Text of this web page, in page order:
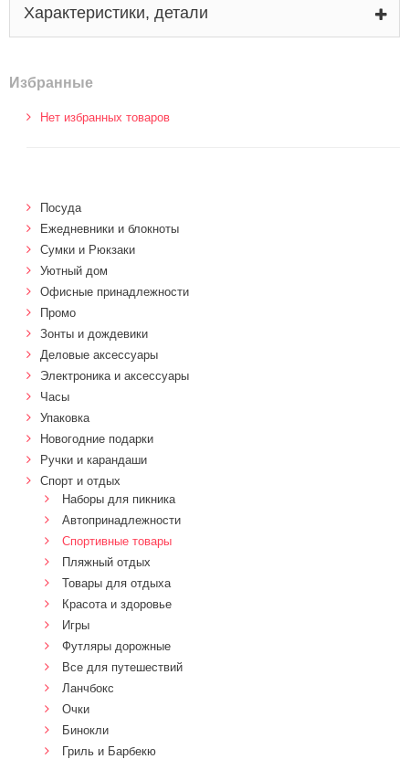
Характеристики, детали
Избранные
Нет избранных товаров
Посуда
Ежедневники и блокноты
Сумки и Рюкзаки
Уютный дом
Офисные принадлежности
Промо
Зонты и дождевики
Деловые аксессуары
Электроника и аксессуары
Часы
Упаковка
Новогодние подарки
Ручки и карандаши
Спорт и отдых
Наборы для пикника
Автопринадлежности
Спортивные товары
Пляжный отдых
Товары для отдыха
Красота и здоровье
Игры
Футляры дорожные
Все для путешествий
Ланчбокс
Очки
Бинокли
Гриль и Барбекю